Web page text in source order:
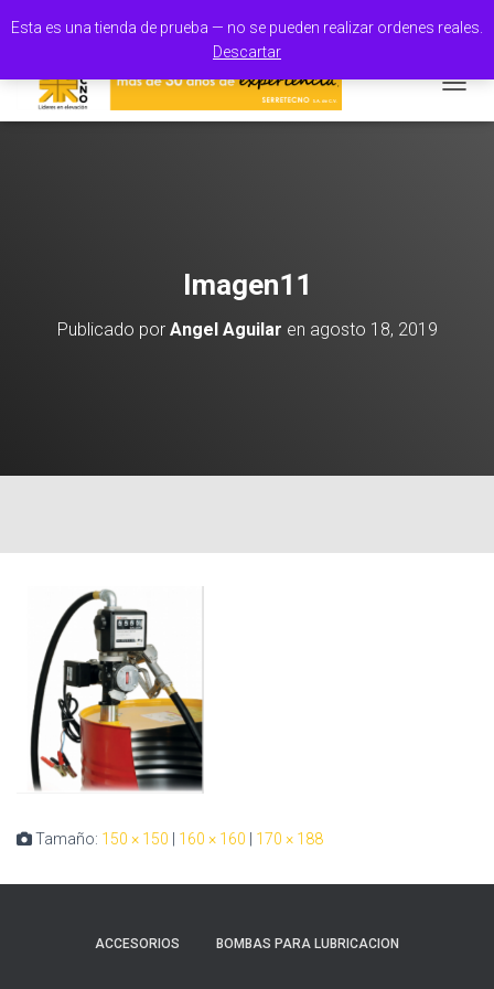
Esta es una tienda de prueba — no se pueden realizar ordenes reales.
Descartar
100% Orgullo Mexicano
Imagen11
Publicado por Angel Aguilar en agosto 18, 2019
Tamaño: 150 × 150 160 × 160 170 × 188
ACCESORIOS BOMBAS PARA LUBRICACION